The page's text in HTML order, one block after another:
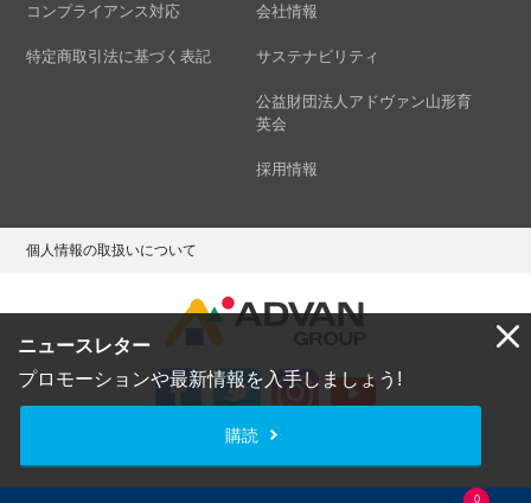
0
ニュースレター
プロモーションや最新情報を入手しましょう!
購読
コンプライアンス対応
特定商取引法に基づく表記
会社情報
サステナビリティ
公益財団法人アドヴァン山形育
英会
採用情報
個人情報の取扱いについて